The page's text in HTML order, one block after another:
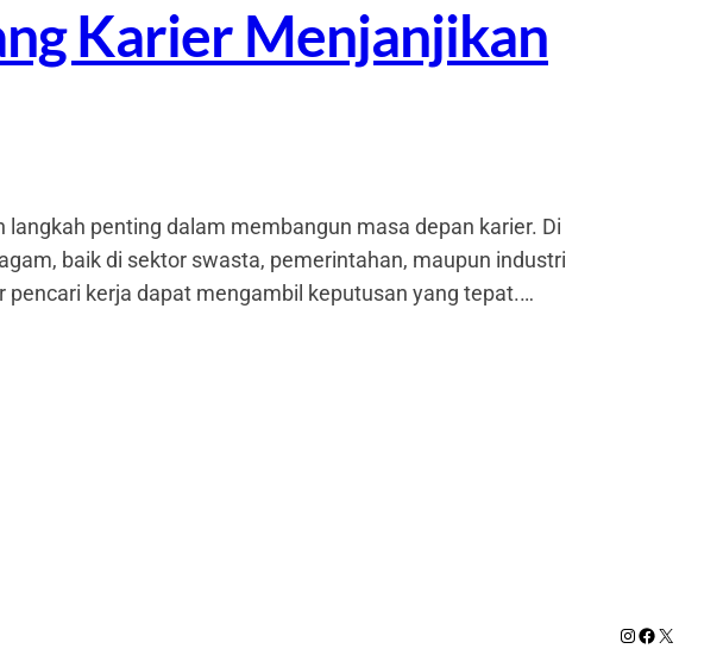
Karier Menjanjikan
penting dalam membangun masa depan karier. Di
baik di sektor swasta, pemerintahan, maupun industri
kerja dapat mengambil keputusan yang tepat.…
Instagram
Facebook
X